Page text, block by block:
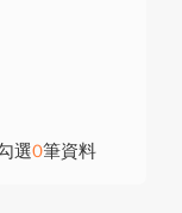
選0筆資料